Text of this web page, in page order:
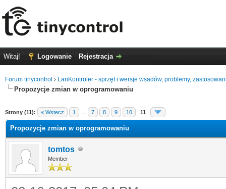
Witaj! Logowanie Rejestracja
Forum tinycontrol › LanKontroler - sprzęt i wersje wsadów, problemy,
Propozycje zmian w oprogramowaniu
Strony (11): « Wstecz 1 7 8 9 10 11
Propozycje zmian w oprogramowaniu
tomtos
Member